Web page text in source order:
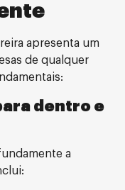
apresenta um
de qualquer
dentro e
a